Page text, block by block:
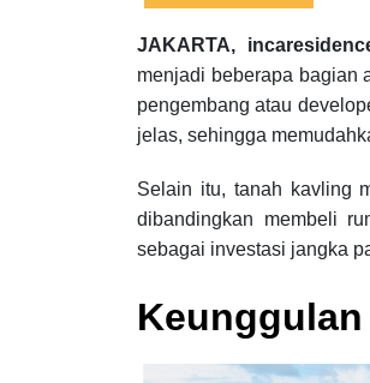
JAKARTA,
menjadi beberapa bagian
pengembang atau
jelas, sehingga
Selain itu, tanah kavling
dibandingkan membeli
sebagai investasi jangka